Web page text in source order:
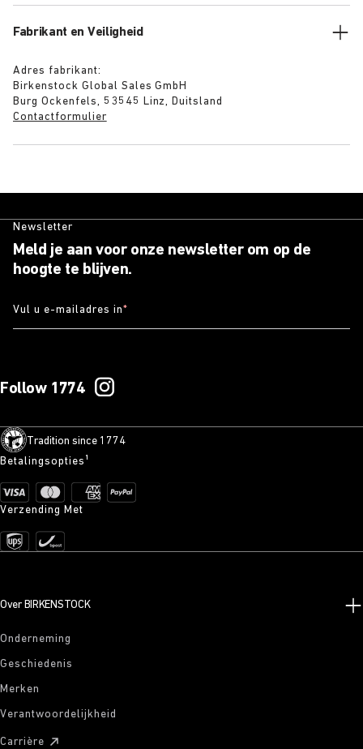
Fabrikant en Veiligheid
Adres fabrikant:
Birkenstock Global Sales GmbH
Burg Ockenfels, 53545 Linz, Duitsland
Contactformulier
Newsletter
Meld je aan voor onze newsletter om op de
hoogte te blijven.
Vul u e-mailadres in*
Follow 1774
Tradition since 1774
Betalingsopties¹
Verzending Met
Over BIRKENSTOCK
Onderneming
Geschiedenis
Merken
Verantwoordelijkheid
Carrière